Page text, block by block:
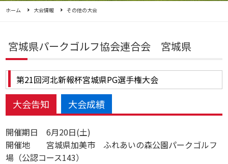
ホーム 大会情報 その他の大会
宮城県パークゴルフ協会連合会 宮城県
第21回河北新報杯宮城県PG選手権大会
大会告知 大会成績
開催期日 6月20日(土)
開催地 宮城県加美市 ふれあいの森公園パークゴルフ
場（公認コース143）